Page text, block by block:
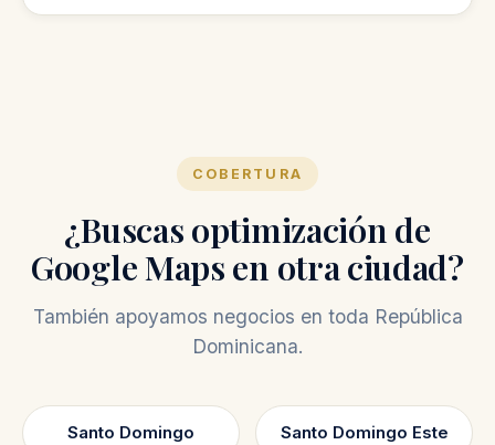
COBERTURA
¿Buscas optimización de
Google Maps en otra ciudad?
También apoyamos negocios en toda República
Dominicana.
Santo Domingo Santo Domingo Este